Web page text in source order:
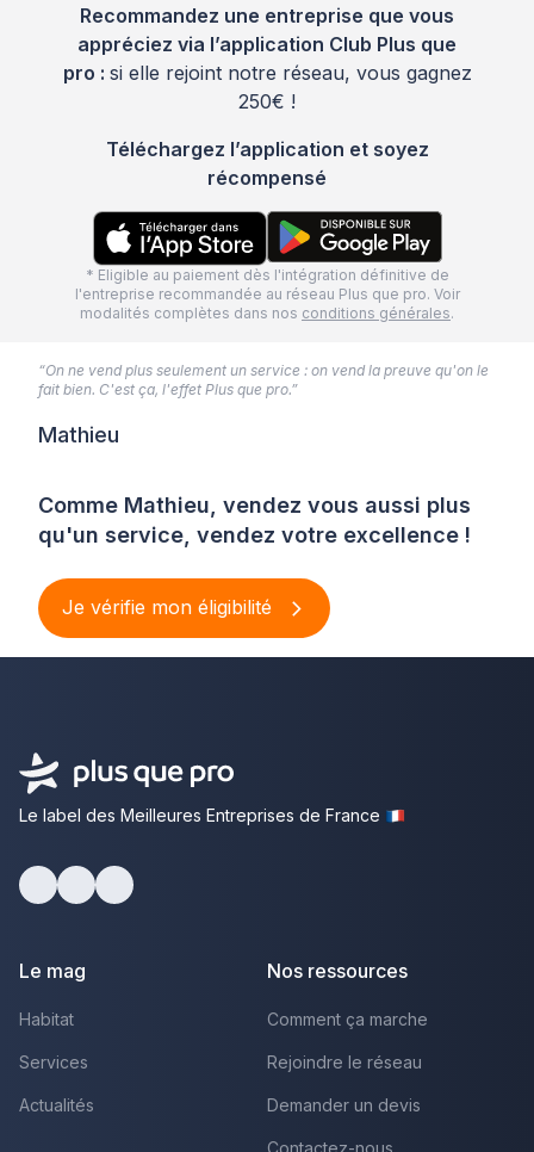
Recommandez une entreprise que vous
appréciez via l’application Club Plus que
pro : si elle rejoint notre réseau, vous gagnez
250€ !
Téléchargez l’application et soyez
récompensé
* Eligible au paiement dès l'intégration définitive de
l'entreprise recommandée au réseau Plus que pro. Voir
modalités complètes dans nos conditions générales.
Comme Mathieu, vendez vous aussi plus
qu'un service, vendez votre excellence !
Je vérifie mon éligibilité
“On ne vend plus seulement un service : on vend la preuve qu'on le
fait bien. C'est ça, l'effet Plus que pro.”
Mathieu
Le label des Meilleures Entreprises de France
Le mag
Habitat
Services
Actualités
Nos ressources
Comment ça marche
Rejoindre le réseau
Demander un devis
Contactez-nous